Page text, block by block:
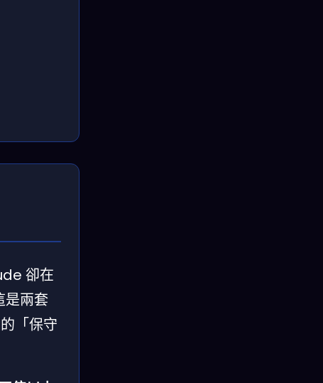
卻在
是兩套
「保守